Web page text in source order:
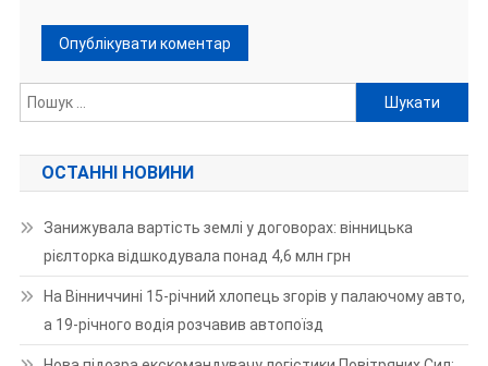
Пошук:
ОСТАННІ НОВИНИ
Занижувала вартість землі у договорах: вінницька
рієлторка відшкодувала понад 4,6 млн грн
На Вінниччині 15-річний хлопець згорів у палаючому авто,
а 19-річного водія розчавив автопоїзд